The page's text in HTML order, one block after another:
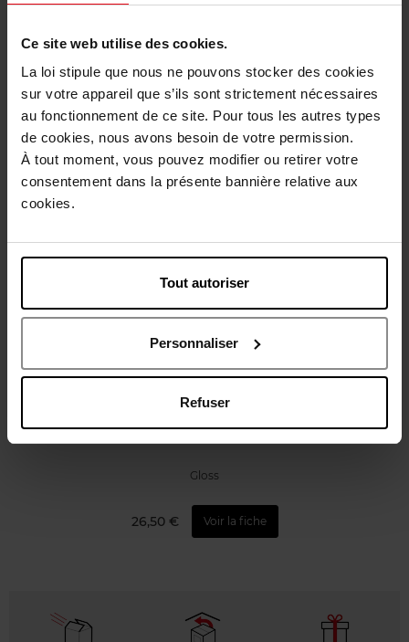
Ce site web utilise des cookies.
La loi stipule que nous ne pouvons stocker des cookies
sur votre appareil que s’ils sont strictement nécessaires
au fonctionnement de ce site. Pour tous les autres types
de cookies, nous avons besoin de votre permission.
À tout moment, vous pouvez modifier ou retirer votre
consentement dans la présente bannière relative aux
cookies.
Tout autoriser
Personnaliser
Refuser
Description
Caractéristiques
Avis client Politique relative aux avis des clients
Blading Top Gloss
Gloss
26,50 € Voir la fiche